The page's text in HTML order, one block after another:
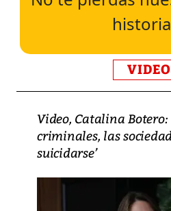
Video, Catalina Botero:
criminales, las
suicidarse’